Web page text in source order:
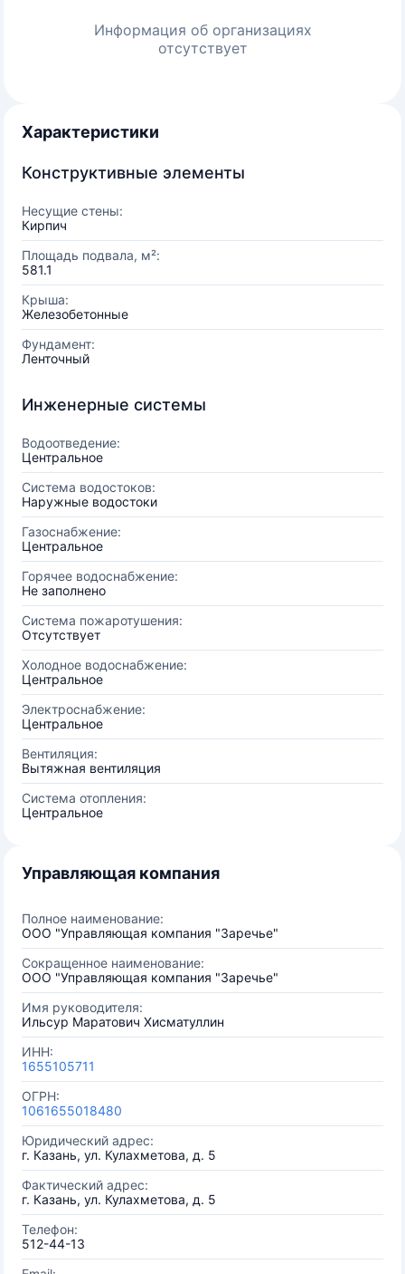
Информация об организациях
отсутствует
Характеристики
Конструктивные элементы
Несущие стены:
Кирпич
Площадь подвала, м²:
581.1
Крыша:
Железобетонные
Фундамент:
Ленточный
Инженерные системы
Водоотведение:
Центральное
Система водостоков:
Наружные водостоки
Газоснабжение:
Центральное
Горячее водоснабжение:
Не заполнено
Система пожаротушения:
Отсутствует
Холодное водоснабжение:
Центральное
Электроснабжение:
Центральное
Вентиляция:
Вытяжная вентиляция
Система отопления:
Центральное
Управляющая компания
Полное наименование:
ООО "Управляющая компания "Заречье"
Сокращенное наименование:
ООО "Управляющая компания "Заречье"
Имя руководителя:
Ильсур Маратович Хисматуллин
ИНН:
1655105711
ОГРН:
1061655018480
Юридический адрес:
г. Казань, ул. Кулахметова, д. 5
Фактический адрес:
г. Казань, ул. Кулахметова, д. 5
Телефон:
512-44-13